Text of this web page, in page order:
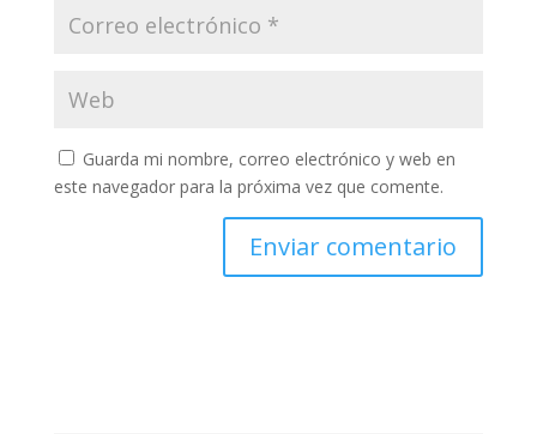
Guarda mi nombre, correo electrónico y web en
este navegador para la próxima vez que comente.